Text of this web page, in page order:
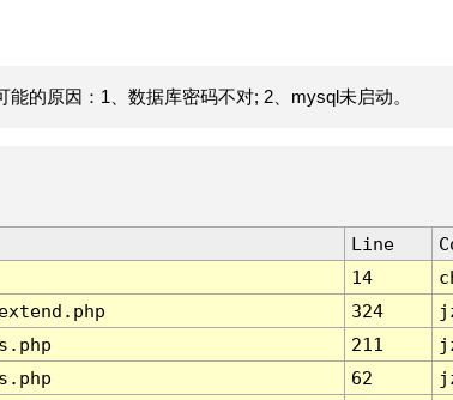
的原因：1、数据库密码不对; 2、mysql未启动。
Line
14
324
211
62